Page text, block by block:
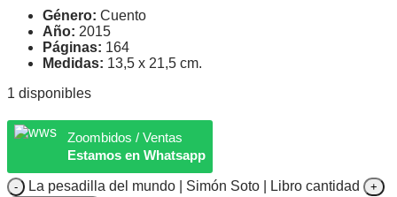
Género: Cuento
Año: 2015
Páginas: 164
Medidas: 13,5 x 21,5 cm.
1 disponibles
Zoombidos / Ventas
Estamos en Whatsapp
La pesadilla del mundo | Simón Soto | Libro cantidad